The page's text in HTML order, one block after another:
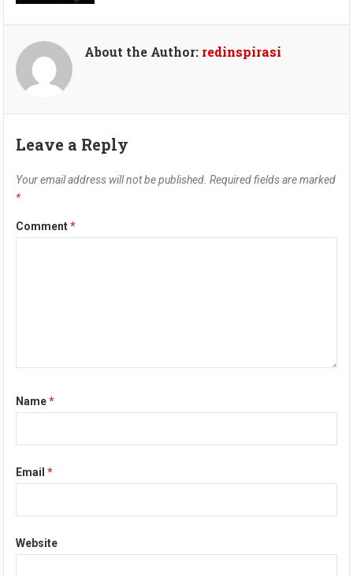
About the Author: redinspirasi
Leave a Reply
Your email address will not be published. Required fields are marked
*
Comment*
Name*
Email*
Website